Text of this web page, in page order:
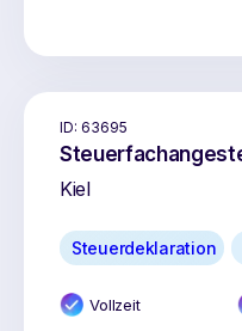
ID: 63695
Kiel
Steuerdeklaration
Vollzeit